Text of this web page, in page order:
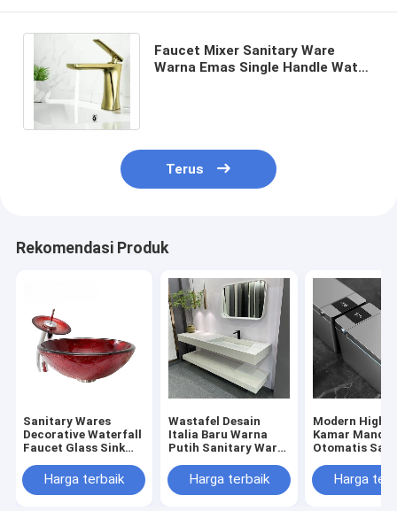
Faucet Mixer Sanitary Ware
Warna Emas Single Handle Water
Terus
Rekomendasi Produk
Sanitary Wares
Decorative Waterfall
Faucet Glass Sink
Kamar Mandi
Harga terbaik
Wastafel Desain
Italia Baru Warna
Putih Sanitary Ware
Kamar Mandi Ganda
Harga terbaik
Modern High-
Kamar Mandi
Otomatis
Cerdas Lantai
Harga